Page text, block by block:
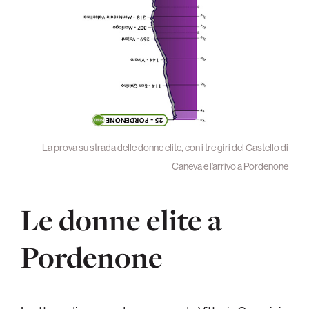
La prova su strada delle donne elite, con i tre giri del Castello di
Caneva e l’arrivo a Pordenone
Le donne elite a
Pordenone